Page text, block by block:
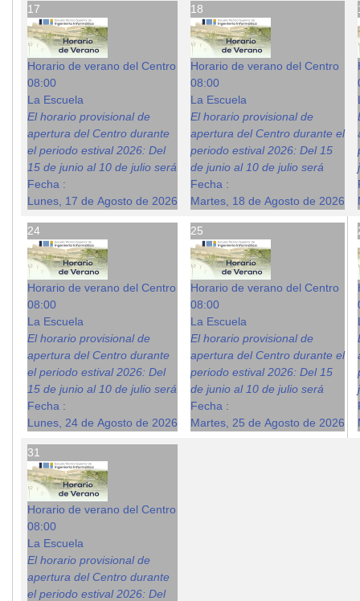
17
Horario de verano del Centro
08:00
La Escuela
El horario provisional de
apertura del Centro durante
el periodo estival 2026: Del
15 de junio al 10 de julio será
Fecha :
Lunes, 17 de Agosto de 2026
18
Horario de verano del Centro
08:00
La Escuela
El horario provisional de
apertura del Centro durante el
periodo estival 2026: Del 15
de junio al 10 de julio será
Fecha :
Martes, 18 de Agosto de 2026
24
Horario de verano del Centro
08:00
La Escuela
El horario provisional de
apertura del Centro durante
el periodo estival 2026: Del
15 de junio al 10 de julio será
Fecha :
Lunes, 24 de Agosto de 2026
25
Horario de verano del Centro
08:00
La Escuela
El horario provisional de
apertura del Centro durante el
periodo estival 2026: Del 15
de junio al 10 de julio será
Fecha :
Martes, 25 de Agosto de 2026
31
Horario de verano del Centro
08:00
La Escuela
El horario provisional de
apertura del Centro durante
el periodo estival 2026: Del